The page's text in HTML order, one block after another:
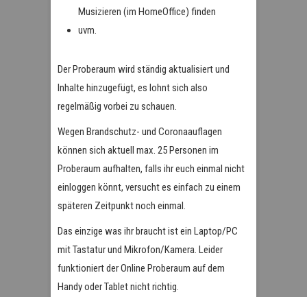
Musizieren (im HomeOffice) finden
uvm.
Der Proberaum wird ständig aktualisiert und
Inhalte hinzugefügt, es lohnt sich also
regelmäßig vorbei zu schauen.
Wegen Brandschutz- und Coronaauflagen
können sich aktuell max. 25 Personen im
Proberaum aufhalten, falls ihr euch einmal nicht
einloggen könnt, versucht es einfach zu einem
späteren Zeitpunkt noch einmal.
Das einzige was ihr braucht ist ein Laptop/PC
mit Tastatur und Mikrofon/Kamera. Leider
funktioniert der Online Proberaum auf dem
Handy oder Tablet nicht richtig.